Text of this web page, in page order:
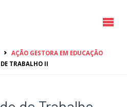
AÇÃO GESTORA EM EDUCAÇÃO
TRABALHO II